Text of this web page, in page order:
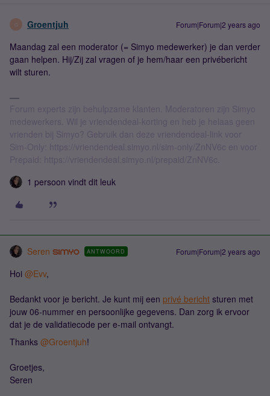
G Groentjuh Forum|Forum|2 years ago
Maandag zal een moderator (= Simyo medewerker) je dan verder
gaan helpen. Hij/Zij zal vragen of je hem/haar een privébericht
wilt sturen.
Forum experts zijn behulpzame klanten. Moderatoren zijn Simyo
medewerkers. Wil je vriendendeal-korting en heb je helaas geen
vrienden bij Simyo? Gebruik dan deze vriendendeal-link voor
Sim-Only: https://vriendendeal.simyo.nl/sim-only/ZnNV6c en voor
Prepaid: https://vriendendeal.simyo.nl/prepaid/ZnNV6c.
1 persoon vindt dit leuk
Seren ANTWOORD Forum|Forum|2 years ago
Hoi @Evv,
Bedankt voor je bericht. Je kunt mij een privé bericht sturen met
jouw 06-nummer en persoonlijke gegevens. Dan zorg ik ervoor
dat je de validatiecode per e-mail ontvangt.
Thanks @Groentjuh!
Groetjes,​​​​​​​
Seren